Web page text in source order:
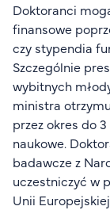
Doktoranci
finansowe
czy stypendia
Szczególnie
wybitnych
ministra
przez okres do
naukowe.
badawcze z
uczestniczyć w
Unii